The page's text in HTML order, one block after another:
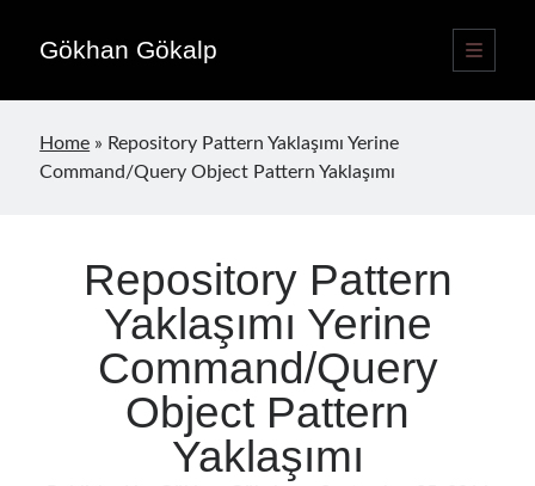
Gökhan Gökalp
open
primary
Sidebar
Publications
Home » Repository Pattern Yaklaşımı Yerine
Command/Query Object Pattern Yaklaşımı
Repository Pattern
Yaklaşımı Yerine
Command/Query
Object Pattern
Yaklaşımı